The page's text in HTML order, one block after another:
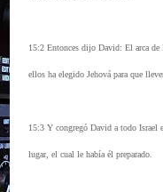
15:2 Entonces dijo David: El arca
ellos ha elegido Jehová para que
15:3 Y congregó David a todo Israel
lugar, el cual le había él preparado.